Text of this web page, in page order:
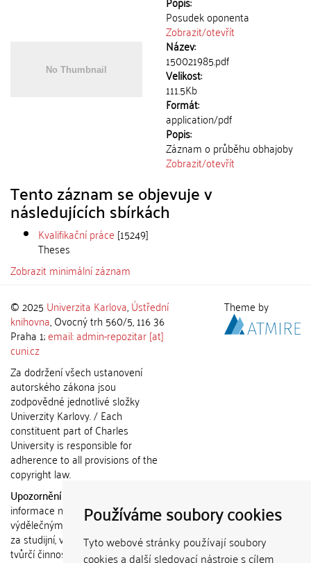
Používáme soubory cookies
Tyto webové stránky používají soubory
cookies a další sledovací nástroje s cílem
Posudek oponenta
Zobrazit/otevřít
Název:
150021985.pdf
Velikost:
111.5Kb
Formát:
application/pdf
Popis:
Záznam o průběhu obhajoby
Zobrazit/otevřít
Tento záznam se objevuje v
následujících sbírkách
Kvalifikační práce [15249]
Theses
Zobrazit minimální záznam
© 2025 Univerzita Karlova,Ústřední
knihovna, Ovocný trh 560/5, 116 36
Praha 1;email: admin-repozitar [at]
cuni.cz
Za dodržení všech ustanovení
autorského zákona jsou
zodpovědné jednotlivé složky
Univerzity Karlovy. / Each
constituent part of Charles
University is responsible for
adherence to all provisions of the
copyright law.
Upozornění / Notice:
informace nemohou být použity k
výdělečným účelům nebo vydávány
za studijní, vědeckou nebo jinou
tvůrčí činnost jiné osoby než autora.
Theme by